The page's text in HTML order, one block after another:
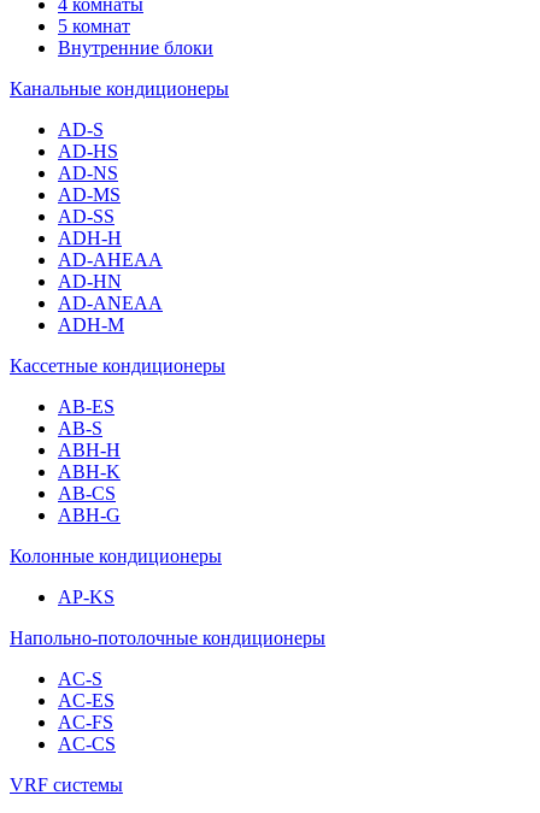
5 комнат
Внутренние блоки
Канальные кондиционеры
AD-S
AD-HS
AD-NS
AD-MS
AD-SS
ADH-H
AD-AHEAA
AD-HN
AD-ANEAA
ADH-M
Кассетные кондиционеры
AB-ES
AB-S
ABH-H
ABH-K
AB-CS
ABH-G
Колонные кондиционеры
AP-KS
Напольно-потолочные кондиционеры
AC-S
AC-ES
AC-FS
AC-CS
VRF системы